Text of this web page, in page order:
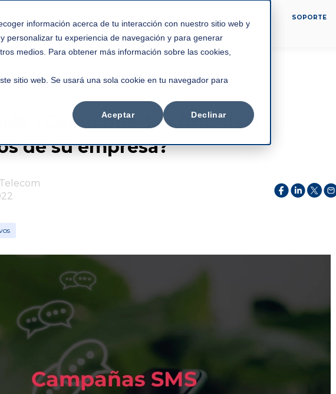
información acerca de tu interacción con nuestro sitio web y
personalizar tu experiencia de navegación y para generar
medios. Para obtener más información sobre las cookies,
sitio web. Se usará una sola cookie en tu navegador para
Aceptar Declinar
GLOBAL
SOPORTE
¿Cómo pueden impulsar
de su empresa?